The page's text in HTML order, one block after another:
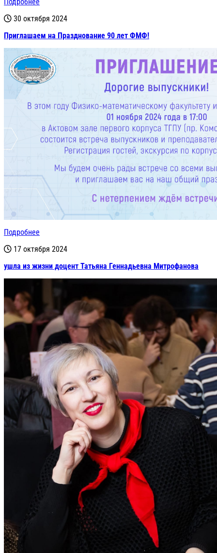
30 октября 2024
Приглашаем на Празднование 90 лет ФМФ!
Подробнее
17 октября 2024
ушла из жизни доцент Татьяна Геннадьевна Митрофанова